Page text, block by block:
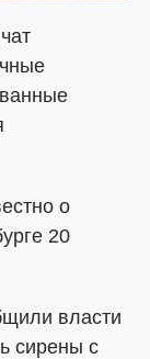
о
20
власти
сирены с